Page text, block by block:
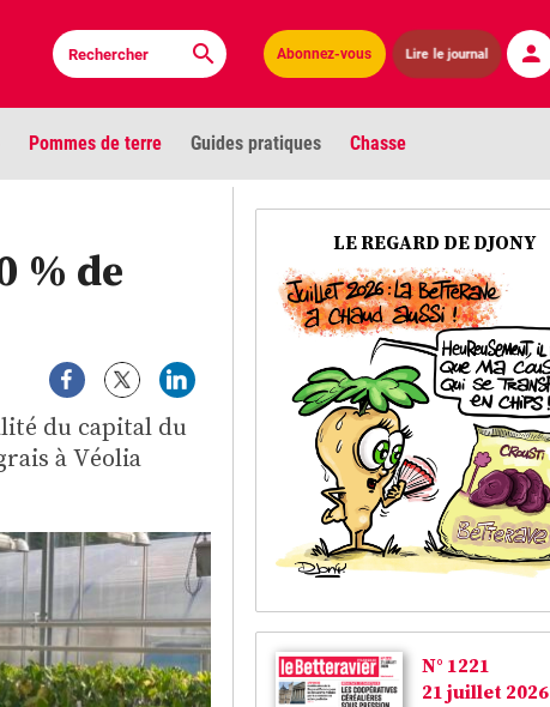
Abonnez-vous Lire le journal
Pommes de terre Guides pratiques Chasse
le Parlement
PLUS
Anciens numéros
Biocarburants
Environnement
Vidéos
Contact
% de
du capital du
à Véolia
LE REGARD DE DJONY
N° 1221
21 juillet 2026